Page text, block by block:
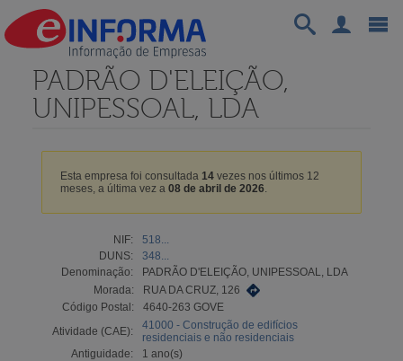
PADRÃO D'ELEIÇÃO,
UNIPESSOAL, LDA
Esta empresa foi consultada 14vezes nos últimos 12
meses, a última vez a 08 de abril de 2026.
NIF:
518...
DUNS:
348...
Denominação:
PADRÃO D'ELEIÇÃO, UNIPESSOAL, LDA
Morada:
RUA DA CRUZ, 126
Código Postal:
4640-263 GOVE
Atividade (CAE):
41000 - Construção de edifícios
residenciais e não residenciais
Antiguidade:
1 ano(s)